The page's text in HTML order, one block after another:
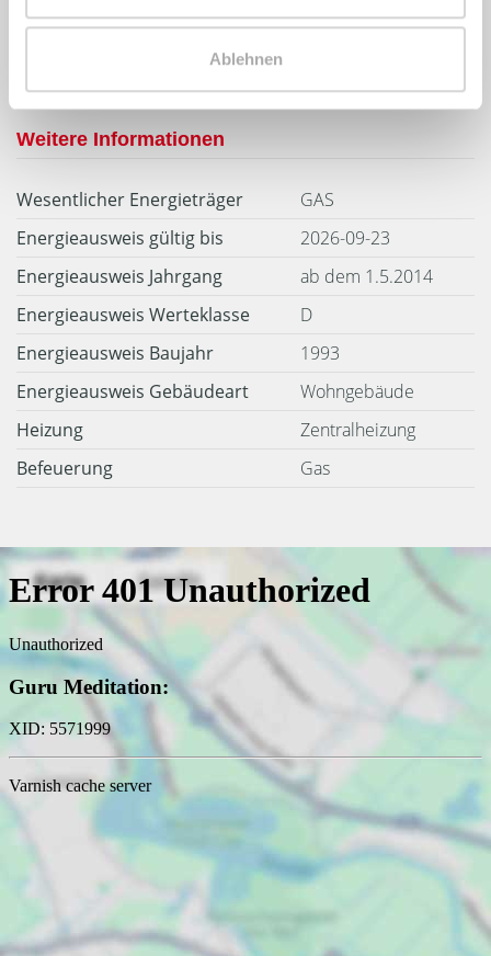
Ablehnen
Energieverbrauchskennwert
Weitere Informationen
Wesentlicher Energieträger
GAS
Energieausweis gültig bis
2026-09-23
Energieausweis Jahrgang
ab dem 1.5.2014
Energieausweis Werteklasse
D
Energieausweis Baujahr
1993
Energieausweis Gebäudeart
Wohngebäude
Heizung
Zentralheizung
Befeuerung
Gas